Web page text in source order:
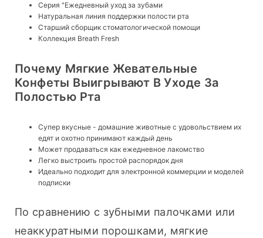
Серия "Ежедневный уход за зубами
Натуральная линия поддержки полости рта
Старший сборщик стоматологической помощи
Коллекция Breath Fresh
Почему Мягкие Жевательные
Конфеты Выигрывают В Уходе За
Полостью Рта
Супер вкусные - домашние животные с удовольствием их
едят и охотно принимают каждый день
Может продаваться как ежедневное лакомство
Легко выстроить простой распорядок дня
Идеально подходит для электронной коммерции и моделей
подписки
По сравнению с зубными палочками или
неаккуратными порошками, мягкие